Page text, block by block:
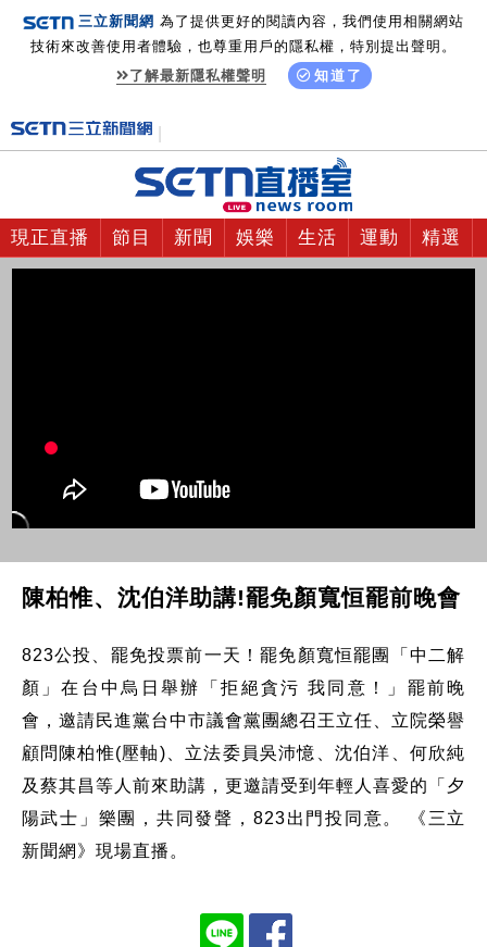
三立新聞網 為了提供更好的閱讀內容，我們使用相關網站
技術來改善使用者體驗，也尊重用戶的隱私權，特別提出聲明。
了解最新隱私權聲明
知道了
現正直播 節目 新聞 娛樂 生活 運動 精選
陳柏惟、沈伯洋助講!罷免顏寬恒罷前晚會
823公投、罷免投票前一天！罷免顏寬恒罷團「中二解
顏」在台中烏日舉辦「拒絕貪污 我同意！」罷前晚
會，邀請民進黨台中市議會黨團總召王立任、立院榮譽
顧問陳柏惟(壓軸)、立法委員吳沛憶、沈伯洋、何欣純
及蔡其昌等人前來助講，更邀請受到年輕人喜愛的「夕
陽武士」樂團，共同發聲，823出門投同意。 《三立
新聞網》現場直播。